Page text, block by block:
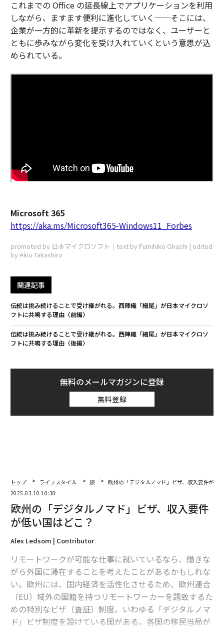
これまでの Office の延長線上でアプリケーションを利用
しながら、ますます便利に進化していく──そこには、
企業が一方的に革新を提示するのではなく、ユーザーと
ともに歩みながら変化を受け入れていくという意思が込
められている。
Microsoft 365
https://aka.ms/Microsoft365-Windows11_Forbes
promoted by 日本マイクロソフト｜text by Fumihiko Ohashi | edited
by Akio Takashiro
関連記事
伝統は挑み続けることで受け継がれる。西陣織「細尾」が日本マイクロソ
フトに共鳴する理由〈前編〉
伝統は挑み続けることで受け継がれる。西陣織「細尾」が日本マイクロソ
フトに共鳴する理由〈後編〉
無料のメールマガジンに登録
無料登録
トップ ライフスタイル 旅
欧州の「デジタルノマド」ビザ、収入要件が低
2025.03.10 10:30
欧州の「デジタルノマド」ビザ、収入要件
が低い国はどこ？
Alex Ledsom | Contributor
リモートワークが可能な仕事に就いているなら、働きな
がら外国に滞在することを考えたことがあるかもしれな
い。欧州には、国内経済を活性化させるため、欧州連合
（EU）域外の国籍を持つリモートワーカーを誘致するた
めの特別なビザ（査証）制度、いわゆる「デジタルノマ
ド」ビザ制度を設けている国がある。各国の移民当局が